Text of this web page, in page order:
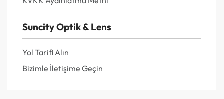
Suncity Optik & Lens
Yol Tarifi Alın
Bizimle İletişime Geçin